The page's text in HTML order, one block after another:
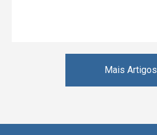
Mais Artigos